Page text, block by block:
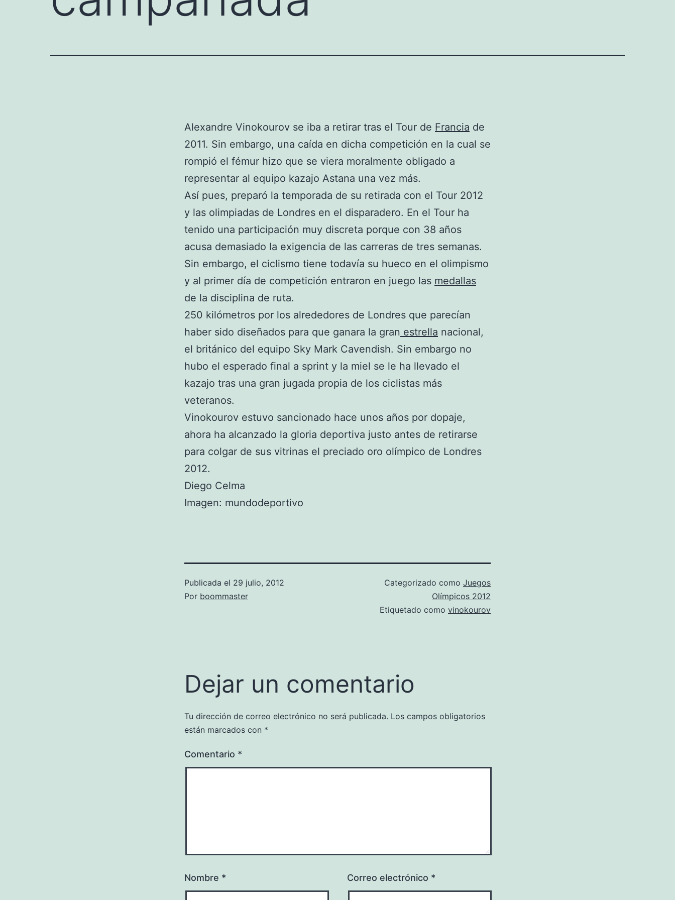
Alexandre Vinokourov se iba a retirar tras el Tour de Francia de
2011. Sin embargo, una caída en dicha competición en la cual se
rompió el fémur hizo que se viera moralmente obligado a
representar al equipo kazajo Astana una vez más.
Así pues, preparó la temporada de su retirada con el Tour 2012
y las olimpiadas de Londres en el disparadero. En el Tour ha
tenido una participación muy discreta porque con 38 años
acusa demasiado la exigencia de las carreras de tres semanas.
Sin embargo, el ciclismo tiene todavía su hueco en el olimpismo
y al primer día de competición entraron en juego las medallas
de la disciplina de ruta.
250 kilómetros por los alrededores de Londres que parecían
haber sido diseñados para que ganara la gran estrella nacional,
el británico del equipo Sky Mark Cavendish. Sin embargo no
hubo el esperado final a sprint y la miel se le ha llevado el
kazajo tras una gran jugada propia de los ciclistas más
veteranos.
Vinokourov estuvo sancionado hace unos años por dopaje,
ahora ha alcanzado la gloria deportiva justo antes de retirarse
para colgar de sus vitrinas el preciado oro olímpico de Londres
2012.
Diego Celma
Imagen: mundodeportivo
Publicada el 29 julio, 2012
Por boommaster
Categorizado como Juegos
Olímpicos 2012
Etiquetado como vinokourov
Dejar un comentario
Tu dirección de correo electrónico no será publicada. Los campos obligatorios
están marcados con *
Comentario *
Nombre * Correo electrónico *